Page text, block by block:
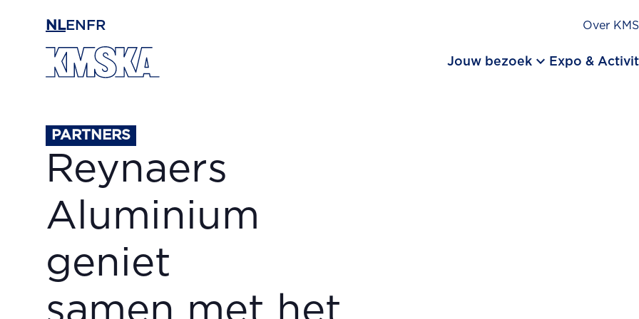
NLEN FR Over
Jouw bezoek keyboard_arrow_down Expo &
PARTNERS
Reynaers
Aluminium
geniet
samen met het